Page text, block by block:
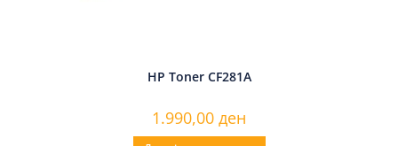
HP Toner CF281A
1.990,00 ден